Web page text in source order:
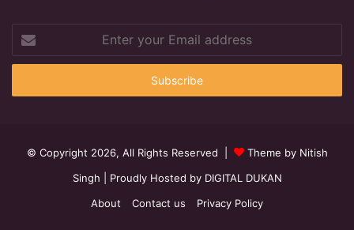
your
Email
© Copyright 2026, All Rights Reserved |
Theme by Nitish
Singh | Proudly Hosted by DIGITAL DUKAN
About
Contact us Privacy Policy